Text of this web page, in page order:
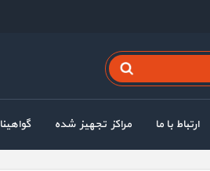
ارتباط با ما مراکز تجهیز شده